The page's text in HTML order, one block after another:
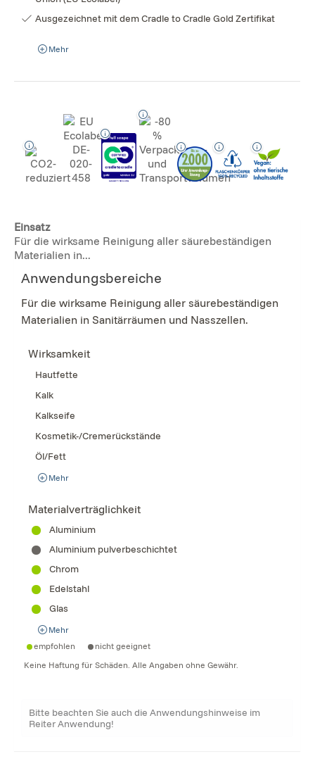
Ausgezeichnet mit dem Cradle to Cradle Gold Zertifikat
Mehr
Einsatz
Für die wirksame Reinigung aller säurebeständigen
Materialien in...
Anwendungsbereiche
Für die wirksame Reinigung aller säurebeständigen
Materialien in Sanitärräumen und Nasszellen.
Wirksamkeit
Hautfette
Kalk
Kalkseife
Kosmetik-/Cremerückstände
Öl/Fett
Mehr
Materialverträglichkeit
Aluminium
Aluminium pulverbeschichtet
Chrom
Edelstahl
Glas
Mehr
empfohlen
nicht geeignet
Keine Haftung für Schäden. Alle Angaben ohne Gewähr.
Bitte beachten Sie auch die Anwendungshinweise im
Reiter Anwendung!